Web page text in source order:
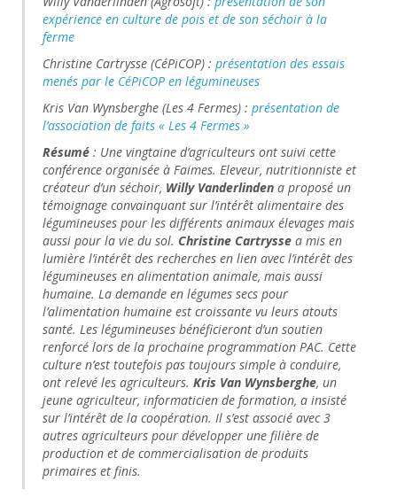
expérience en culture de pois et de son séchoir à la
ferme
Christine Cartrysse (CéPiCOP) : présentation des essais
menés par le CéPiCOP en légumineuses
Kris Van Wynsberghe (Les 4 Fermes) : présentation de
l’association de faits « Les 4 Fermes »
Résumé : Une vingtaine d’agriculteurs ont suivi cette
conférence organisée à Faimes. Eleveur, nutritionniste et
créateur d’un séchoir, Willy Vanderlinden a proposé un
témoignage convainquant sur l’intérêt alimentaire des
légumineuses pour les différents animaux élevages mais
aussi pour la vie du sol. Christine Cartrysse a mis en
lumière l’intérêt des recherches en lien avec l’intérêt des
légumineuses en alimentation animale, mais aussi
humaine. La demande en légumes secs pour
l’alimentation humaine est croissante vu leurs atouts
santé. Les légumineuses bénéficieront d’un soutien
renforcé lors de la prochaine programmation PAC. Cette
culture n’est toutefois pas toujours simple à conduire,
ont relevé les agriculteurs. Kris Van Wynsberghe, un
jeune agriculteur, informaticien de formation, a insisté
sur l’intérêt de la coopération. Il s’est associé avec 3
autres agriculteurs pour développer une filière de
production et de commercialisation de produits
primaires et finis.